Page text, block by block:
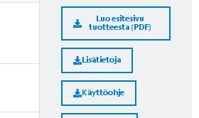
Luo esitesivu
tuotteesta (PDF)
Lisätietoja
Käyttöohje